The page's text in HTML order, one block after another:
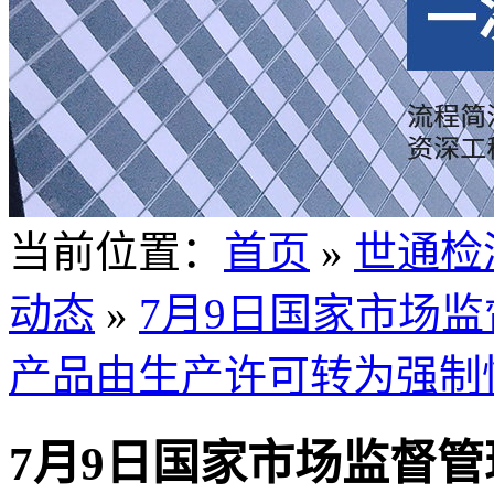
当前位置 ： 首页 » 世通
动态 » 7月9日国家市场
产品由生产许可转为强
7月9日国家市场监督